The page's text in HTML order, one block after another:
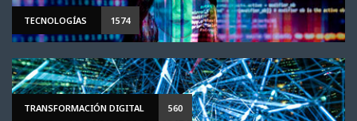
TECNOLOGÍAS 1574
TRANSFORMACIÓN DIGITAL 560